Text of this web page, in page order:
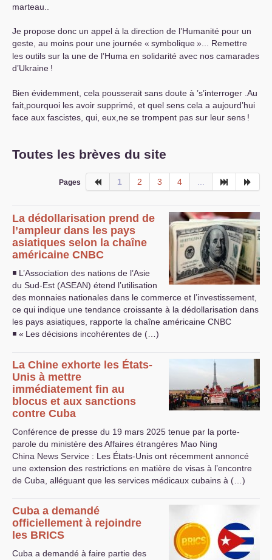
marteau..
Je propose donc un appel à la direction de l’Humanité pour un
geste, au moins pour une journée « symbolique»... Remettre
les outils sur la une de l’Huma en solidarité avec nos camarades
d’Ukraine !
Bien évidemment, cela pousserait sans doute à ’s’interroger .Au
fait,pourquoi les avoir supprimé, et quel sens cela a aujourd’hui
face aux fascistes, qui, eux,ne se trompent pas sur leur sens !
Toutes les brèves du site
Pages 1 2 3 4
La dédollarisation prend de
l’ampleur dans les pays
asiatiques selon la chaîne
américaine CNBC
◾ L’Association des nations de l’Asie
du Sud-Est (ASEAN) étend l’utilisation
des monnaies nationales dans le commerce et l’investissement,
ce qui indique une tendance croissante à la dédollarisation dans
les pays asiatiques, rapporte la chaîne américaine CNBC
◾ « Les décisions incohérentes de (…)
La Chine exhorte les États-
Unis à mettre
immédiatement fin au
blocus et aux sanctions
contre Cuba
Conférence de presse du 19 mars 2025 tenue par la porte-
parole du ministère des Affaires étrangères Mao Ning
China News Service : Les États-Unis ont récemment annoncé
une extension des restrictions en matière de visas à l’encontre
de Cuba, alléguant que les services médicaux cubains à (…)
Cuba a demandé
officiellement à rejoindre
les BRICS
Cuba a demandé à faire partie des